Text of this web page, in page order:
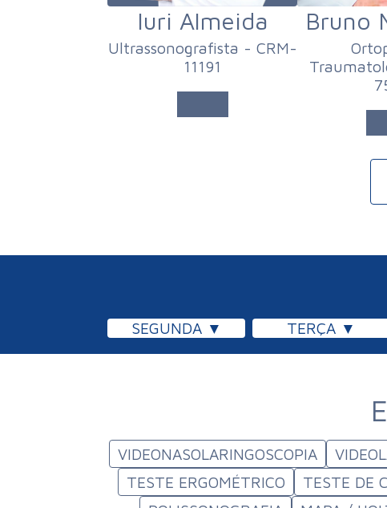
Iuri Almeida
Ultrassonografista - CRM-
11191
Bruno
SEGUNDA TERÇA
VIDEONASOLARINGOSCOPIA
TESTE ERGOMÉTRICO
TESTE DE